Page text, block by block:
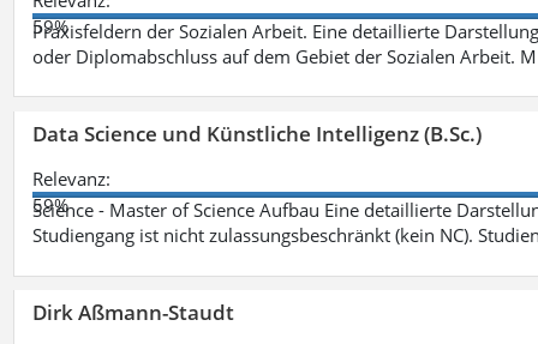
59%
Praxisfeldern der Sozialen Arbeit. Eine detaillierte
oder Diplomabschluss auf dem Gebiet der Sozialen Arbeit.
Data Science und Künstliche Intelligenz (B.Sc.)
Relevanz:
59%
Science - Master of Science Aufbau Eine detaillierte
Studiengang ist nicht zulassungsbeschränkt (kein NC).
Dirk Aßmann-Staudt